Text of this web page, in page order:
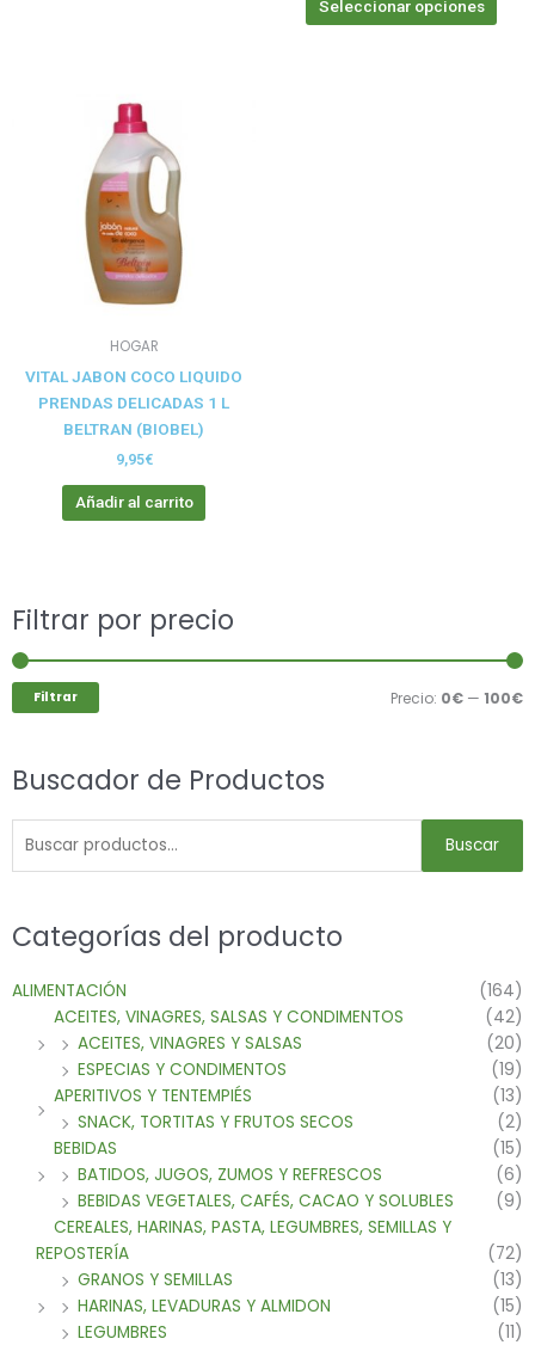
Seleccionar opciones
HOGAR
VITAL JABON COCO LIQUIDO
PRENDAS DELICADAS 1 L
BELTRAN (BIOBEL)
9,95€
Añadir al carrito
Filtrar por precio
Filtrar Precio: 0€ — 100€
Buscador de Productos
Buscar
Buscar
Categorías del producto
ALIMENTACIÓN
(164)
ACEITES, VINAGRES, SALSAS Y CONDIMENTOS
(42)
ACEITES, VINAGRES Y SALSAS
(20)
ESPECIAS Y CONDIMENTOS
(19)
APERITIVOS Y TENTEMPIÉS
(13)
SNACK, TORTITAS Y FRUTOS SECOS
(2)
BEBIDAS
(15)
BATIDOS, JUGOS, ZUMOS Y REFRESCOS
(6)
BEBIDAS VEGETALES, CAFÉS, CACAO Y SOLUBLES
(9)
CEREALES, HARINAS, PASTA, LEGUMBRES, SEMILLAS Y
REPOSTERÍA
(72)
GRANOS Y SEMILLAS
(13)
HARINAS, LEVADURAS Y ALMIDON
(15)
LEGUMBRES
(11)